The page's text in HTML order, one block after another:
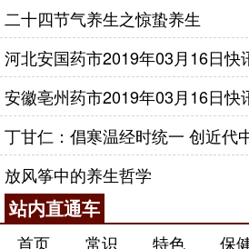
二十四节气养生之惊蛰养生
河北安国药市2019年03月16日快
安徽亳州药市2019年03月16日快
丁甘仁：倡寒温经时统一 创近代
放风筝中的养生哲学
站内直通车
首页 常识 特色 保